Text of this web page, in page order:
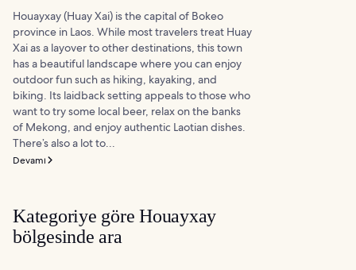
Houayxay (Huay Xai) is the capital of Bokeo
province in Laos. While most travelers treat Huay
Xai as a layover to other destinations, this town
has a beautiful landscape where you can enjoy
outdoor fun such as hiking, kayaking, and
biking. Its laidback setting appeals to those who
want to try some local beer, relax on the banks
of Mekong, and enjoy authentic Laotian dishes.
There’s also a lot to...
Devamı
Kategoriye göre Houayxay
bölgesinde ara